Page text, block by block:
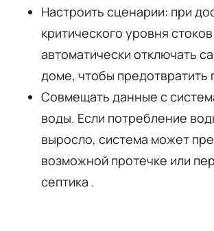
Настроить сценарии: при
критического уровня стоков
автоматически отключать
доме, чтобы предотвратить
Совмещать данные с
воды. Если потребление
выросло, система может
возможной протечке или
септика .